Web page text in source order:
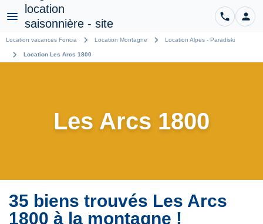
Menu phone person
Location vacances Foncia chevron_right Location Montagne chevron_right Location Alpes - Paradiski
chevron_right Location Les Arcs 1800
Les Arcs 1800
35 biens trouvés Les Arcs
1800 à la montagne !